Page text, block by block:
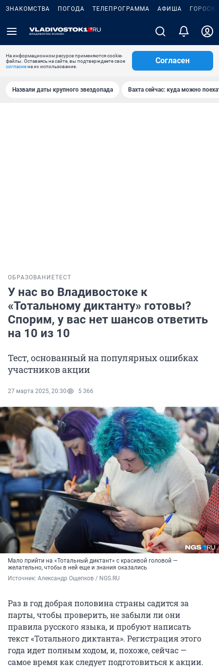
ЗНАКОМСТВА ПОГОДА ТЕЛЕПРОГРАММА АФИША
На информационном ресурсе применяются cookie-
файлы. Оставаясь на сайте, вы подтверждаете свое
согласиена их использование.
Согласен
Назвали даты крупного звездопада Вахта сейчас: куда можно
ОБРАЗОВАНИЕТЕСТ
У нас во Владивостоке к
«Тотальному диктанту» готовы?
Спорим, у вас нет шансов ответить
на 10 из 10
Тест, основанный на популярных ошибках
участников акции
27 марта 2025, 20:30 5 366
Мало прийти на «Тотальный диктант» с красивой головой —
желательно, чтобы в ней еще и знания оказались
Источник: Александр Ощепков / NGS.RU
Раз в год добрая половина страны садится за
парты, чтобы проверить, не забыли ли они
правила русского языка, и пробуют написать
текст «Тотального диктанта». Регистрация этого
года идет полным ходом, и, похоже, сейчас —
самое время как следует подготовиться к акции.